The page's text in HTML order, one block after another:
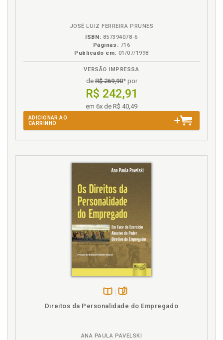
JOSÉ LUIZ FERREIRA PRUNES
ISBN: 857394078-6
Páginas: 716
Publicado em: 01/07/1998
VERSÃO IMPRESSA
deR$ 269,90* por
R$ 242,91
em 6x de R$ 40,49
ADICIONAR AO
CARRINHO
Direitos da Personalidade do Empregado
ANA PAULA PAVELSKI